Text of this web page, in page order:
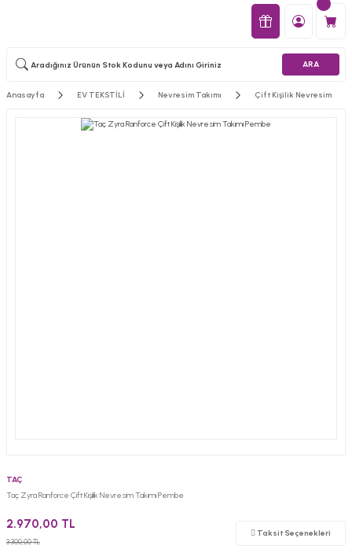
ARA
Anasayfa EV TEKSTİLİ Nevresim Takımı Çift Kişilik Nevresim
TAÇ
Taç Zyra Ranforce Çift Kişilik Nevresim Takımı Pembe
2.970,00 TL
3.300,00 TL
Taksit Seçenekleri